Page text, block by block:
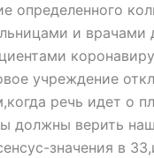
определенного
и врачами
учреждение
речь идет о
должны верить
значения в